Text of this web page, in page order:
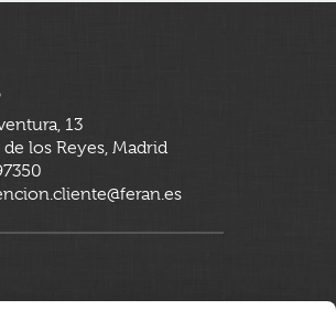
13
de los Reyes, Madrid